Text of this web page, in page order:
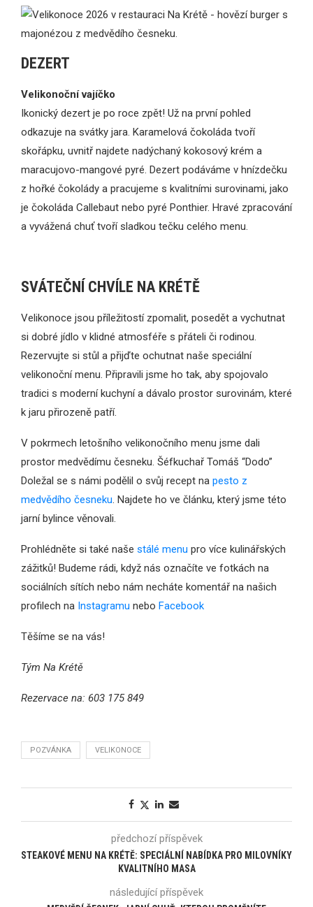
DEZERT
Velikonoční vajíčko
Ikonický dezert je po roce zpět! Už na první pohled
odkazuje na svátky jara. Karamelová čokoláda tvoří
skořápku, uvnitř najdete nadýchaný kokosový krém a
maracujovo-mangové pyré. Dezert podáváme v hnízdečku
z hořké čokolády a pracujeme s kvalitními surovinami, jako
je čokoláda Callebaut nebo pyré Ponthier. Hravé zpracování
a vyvážená chuť tvoří sladkou tečku celého menu.
SVÁTEČNÍ CHVÍLE NA KRÉTĚ
Velikonoce jsou příležitostí zpomalit, posedět a vychutnat
si dobré jídlo v klidné atmosféře s přáteli či rodinou.
Rezervujte si stůl a přijďte ochutnat naše speciální
velikonoční menu. Připravili jsme ho tak, aby spojovalo
tradici s moderní kuchyní a dávalo prostor surovinám, které
k jaru přirozeně patří.
V pokrmech letošního velikonočního menu jsme dali
prostor medvědímu česneku. Šéfkuchař Tomáš “Dodo”
Doležal se s námi podělil o svůj recept na pesto z
medvědího česneku. Najdete ho ve článku, který jsme této
jarní bylince věnovali.
Prohlédněte si také naše stálé menu pro více kulinářských
zážitků! Budeme rádi, když nás označíte ve fotkách na
sociálních sítích nebo nám necháte komentář na našich
profilech na Instagramu nebo Facebook
Těšíme se na vás!
Tým Na Krétě
Rezervace na: 603 175 849
POZVÁNKA VELIKONOCE
předchozí příspěvek
STEAKOVÉ MENU NA KRÉTĚ: SPECIÁLNÍ NABÍDKA PRO MILOVNÍKY
KVALITNÍHO MASA
následující příspěvek